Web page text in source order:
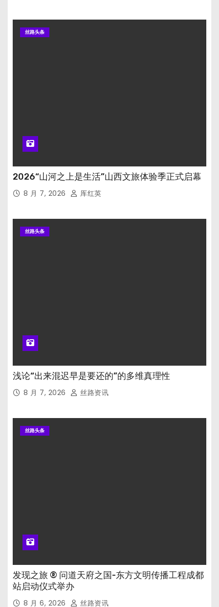
丝路头条
2026“山河之上是生活”山西文旅体验季正式启幕
8 月 7, 2026 厍红英
丝路头条
浅论“出来混迟早是要还的”的多维真理性
8 月 7, 2026 丝路资讯
丝路头条
发现之旅 ® 问道天府之国-东方文明传播工程成都
站启动仪式举办
8 月 6, 2026 丝路资讯